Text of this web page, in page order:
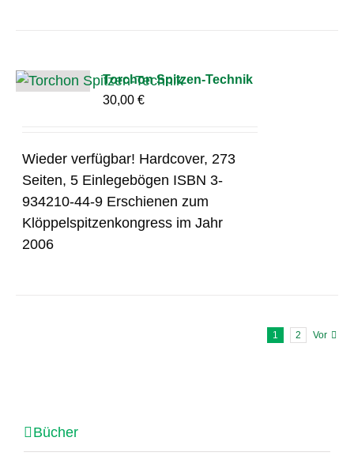
Torchon Spitzen-Technik
30,00€
Wieder verfügbar! Hardcover, 273
Seiten, 5 Einlegebögen ISBN 3-
934210-44-9 Erschienen zum
Klöppelspitzenkongress im Jahr
2006
1 2 Vor
Bücher